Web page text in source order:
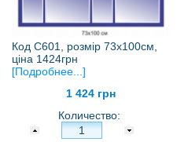
Код С601, розмір 73х100см,
ціна 1424грн
[Подробнее...]
1 424 грн
Количество: